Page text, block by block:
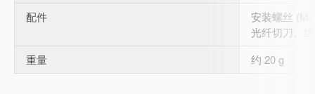
配件
安装螺丝
光纤切刀、
重量
约 20 g